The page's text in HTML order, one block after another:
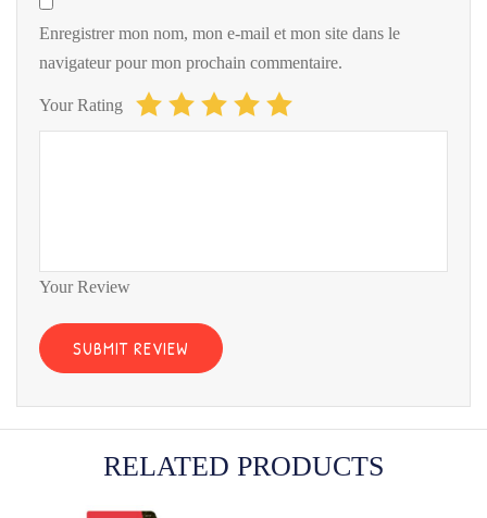
Enregistrer mon nom, mon e-mail et mon site dans le
navigateur pour mon prochain commentaire.
Your Rating
Your Review
RELATED PRODUCTS